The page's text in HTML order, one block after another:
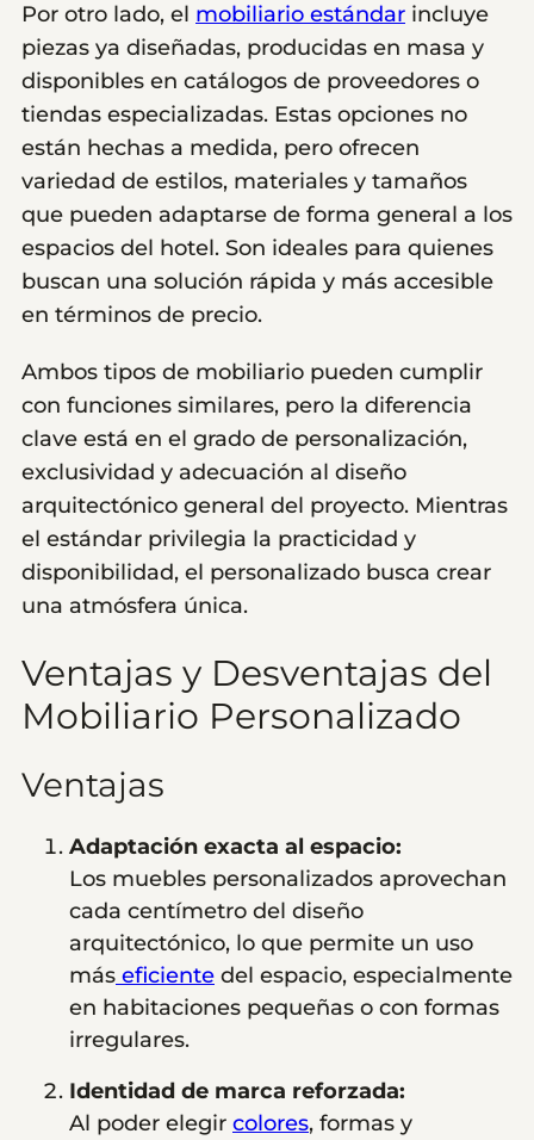
Por otro lado, el mobiliario estándar incluye
piezas ya diseñadas, producidas en masa y
disponibles en catálogos de proveedores o
tiendas especializadas. Estas opciones no
están hechas a medida, pero ofrecen
variedad de estilos, materiales y tamaños
que pueden adaptarse de forma general a los
espacios del hotel. Son ideales para quienes
buscan una solución rápida y más accesible
en términos de precio.
Ambos tipos de mobiliario pueden cumplir
con funciones similares, pero la diferencia
clave está en el grado de personalización,
exclusividad y adecuación al diseño
arquitectónico general del proyecto. Mientras
el estándar privilegia la practicidad y
disponibilidad, el personalizado busca crear
una atmósfera única.
Ventajas y Desventajas del
Mobiliario Personalizado
Ventajas
Adaptación exacta al espacio:
Los muebles personalizados aprovechan
cada centímetro del diseño
arquitectónico, lo que permite un uso
más eficiente del espacio, especialmente
en habitaciones pequeñas o con formas
irregulares.
Identidad de marca reforzada:
Al poder elegir colores, formas y